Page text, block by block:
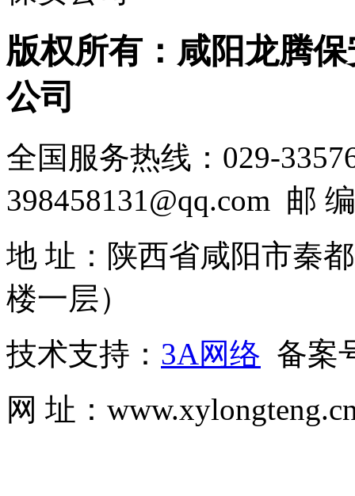
版权所有：咸阳龙腾
公司
全国服务热线：029-
398458131@qq.com 邮
地 址：陕西省咸阳市秦
楼一层）
技术支持： 3A网络 备案
网 址：